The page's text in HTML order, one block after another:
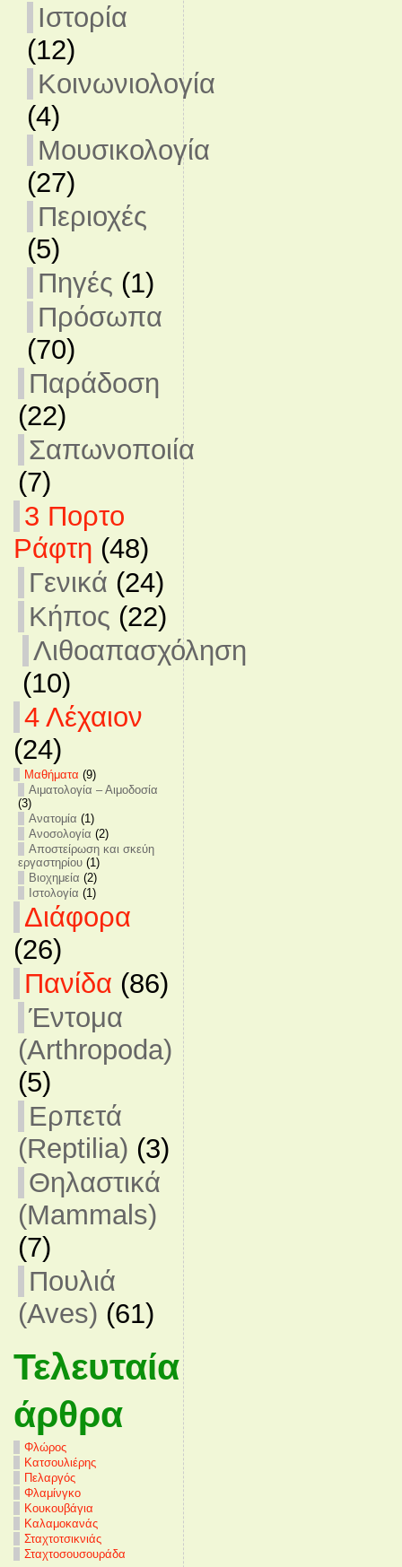
Ιστορία
(12)
Κοινωνιολογία
(4)
Μουσικολογία
(27)
Περιοχές
(5)
Πηγές (1)
Πρόσωπα
(70)
Παράδοση
(22)
Σαπωνοποιία
(7)
3 Πορτο
Ράφτη (48)
Γενικά (24)
Κήπος (22)
Λιθοαπασχόληση
(10)
4 Λέχαιον
(24)
Mαθήματα (9)
Αιματολογία – Αιμοδοσία
(3)
Ανατομία (1)
Ανοσολογία (2)
Αποστείρωση και σκεύη
εργαστηρίου(1)
Βιοχημεία (2)
Ιστολογία (1)
Διάφορα
(26)
Πανίδα (86)
Έντομα
(Arthropoda)
(5)
Ερπετά
(Reptilia) (3)
Θηλαστικά
(Mammals)
(7)
Πουλιά
(Aves) (61)
Τελευταία
άρθρα
Φλώρος
Κατσουλιέρης
Πελαργός
Φλαμίνγκο
Κουκουβάγια
Καλαμοκανάς
Σταχτοτσικνιάς
Σταχτοσουσουράδα